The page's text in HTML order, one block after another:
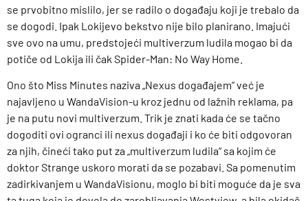
se prvobitno mislilo, jer se radilo o događaju koji je trebalo da
se dogodi. Ipak Lokijevo bekstvo nije bilo planirano. Imajući
sve ovo na umu, predstojeći multiverzum ludila mogao bi da
potiče od Lokija ili čak Spider-Man: No Way Home.
Ono što Miss Minutes naziva „Nexus događajem“ već je
najavljeno u WandaVision-u kroz jednu od lažnih reklama, pa
je na putu novi multiverzum. Trik je znati kada će se tačno
dogoditi ovi ogranci ili nexus događaji i ko će biti odgovoran
za njih, čineći tako put za „multiverzum ludila“ sa kojim će
doktor Strange uskoro morati da se pozabavi. Sa pomenutim
zadirkivanjem u WandaVisionu, moglo bi biti moguće da je sva